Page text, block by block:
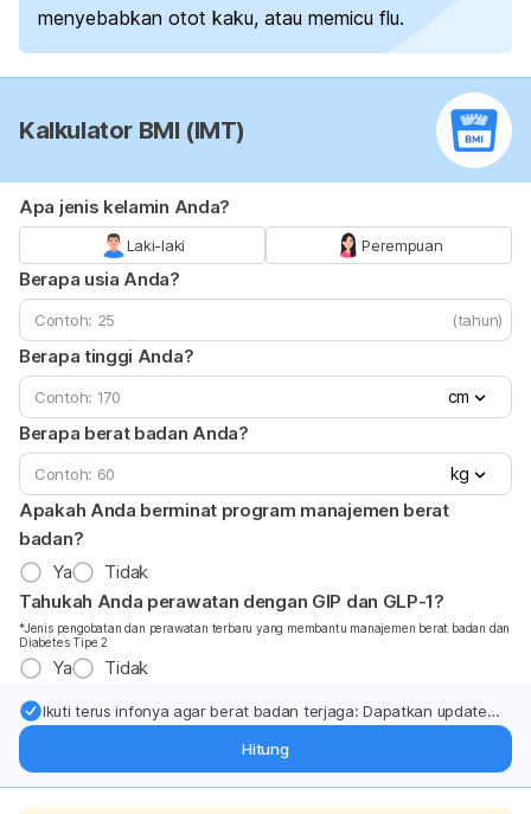
menyebabkan otot kaku, atau memicu flu.
Kalkulator BMI (IMT)
Apa jenis kelamin Anda?
Laki-laki Perempuan
Berapa usia Anda?
(tahun)
Berapa tinggi Anda?
cm
Berapa berat badan Anda?
kg
Apakah Anda berminat program manajemen berat
badan?
Ya
Tidak
Tahukah Anda perawatan dengan GIP dan GLP-1?
*Jenis pengobatan dan perawatan terbaru yang membantu manajemen berat badan dan
Diabetes Tipe 2
Ya Tidak
Ikuti terus infonya agar berat badan terjaga: Dapatkan update
Hitung